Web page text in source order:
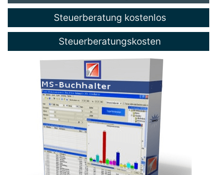
Steuerberatung kostenlos
Steuerberatungskosten